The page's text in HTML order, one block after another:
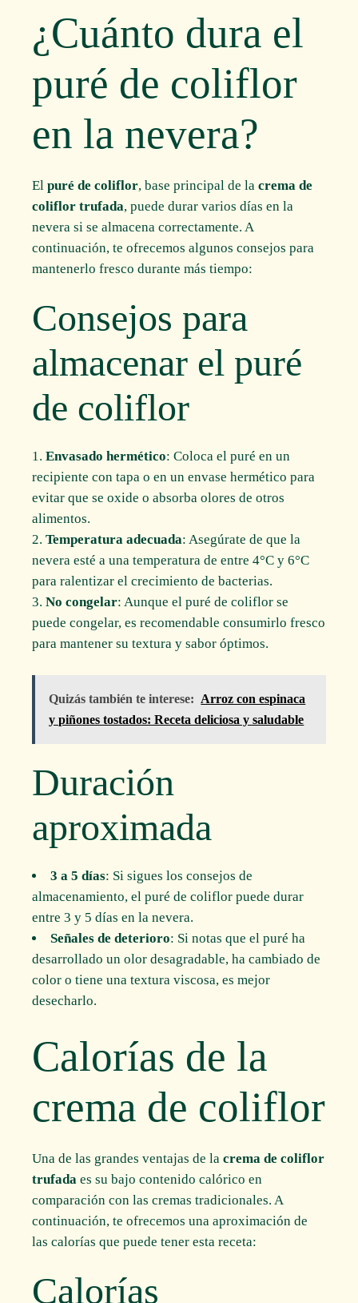
¿Cuánto dura el
puré de coliflor
en la nevera?
Elpuré de coliflor, base principal de lacrema de
coliflor trufada, puede durar varios días en la
nevera si se almacena correctamente. A
continuación, te ofrecemos algunos consejos para
mantenerlo fresco durante más tiempo:
Consejos para
almacenar el puré
de coliflor
Envasado hermético: Coloca el puré en un
recipiente con tapa o en un envase hermético para
evitar que se oxide o absorba olores de otros
alimentos.
Temperatura adecuada: Asegúrate de que la
nevera esté a una temperatura de entre 4°C y 6°C
para ralentizar el crecimiento de bacterias.
No congelar: Aunque el puré de coliflor se
puede congelar, es recomendable consumirlo fresco
para mantener su textura y sabor óptimos.
Quizás también te interese: Arroz con espinaca
y piñones tostados: Receta deliciosa y saludable
Duración
aproximada
3 a 5 días: Si sigues los consejos de
almacenamiento, el puré de coliflor puede durar
entre 3 y 5 días en la nevera.
Señales de deterioro: Si notas que el puré ha
desarrollado un olor desagradable, ha cambiado de
color o tiene una textura viscosa, es mejor
desecharlo.
Calorías de la
crema de coliflor
Una de las grandes ventajas de lacrema de coliflor
trufada es su bajo contenido calórico en
comparación con las cremas tradicionales. A
continuación, te ofrecemos una aproximación de
las calorías que puede tener esta receta:
Calorías